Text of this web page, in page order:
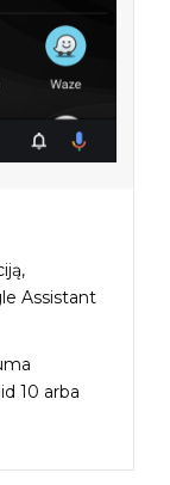
Assistant
10 arba